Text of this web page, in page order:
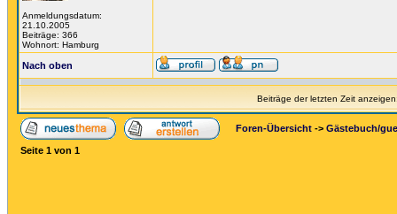
Anmeldungsdatum:
21.10.2005
Beiträge: 366
Wohnort: Hamburg
Nach oben
Beiträge der letzten Zeit
Foren-Übersicht -> Gästebuch/
Seite 1 von 1